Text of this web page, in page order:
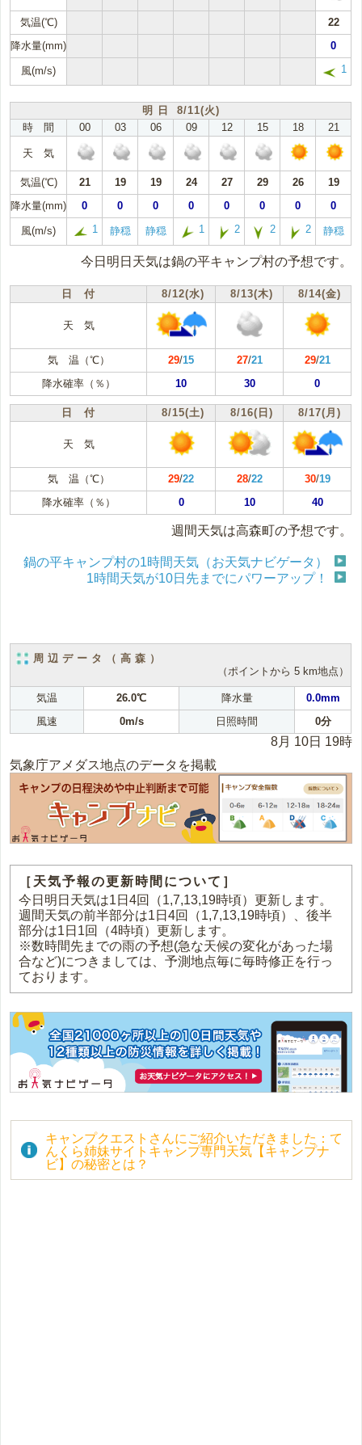
気温(℃)
22
降水量(mm)
0
風(m/s) 1
明 日 8/11(火)
時 間
00 03 06 09 12 15 18 21
天 気
気温(℃) 21 19 19 24 27 29 26
19
降水量(mm)
0 0 0 0 0 0 0 0
風(m/s) 1 静穏 静穏 1 2 2 2 静穏
今日明日天気は鍋の平キャンプ村の予想です。
日 付 8/12(水) 8/13(木) 8/14(金)
天 気
気 温（℃） 29/15 27/21 29/21
降水確率（％）
10 30 0
日 付 8/15(土) 8/16(日) 8/17(月)
天 気
気 温（℃） 29/22 28/22 30/19
降水確率（％）
0 10 40
週間天気は高森町の予想です。
鍋の平キャンプ村の1時間天気（お天気ナビゲータ）
1時間天気が10日先までにパワーアップ！
周辺データ（高森）
（ポイントから 5 km地点）
気温 26.0℃ 降水量
0.0mm
風速
0m/s 日照時間 0分
8月 10日 19時
気象庁アメダス地点のデータを掲載
［天気予報の更新時間について］
今日明日天気は1日4回（1,7,13,19時頃）更新します。
週間天気の前半部分は1日4回（1,7,13,19時頃）、後半
部分は1日1回（4時頃）更新します。
※数時間先までの雨の予想(急な天候の変化があった場
合など)につきましては、予測地点毎に毎時修正を行っ
ております。
キャンプクエストさんにご紹介いただきました：て
んくら姉妹サイトキャンプ専門天気【キャンプナ
ビ】の秘密とは？